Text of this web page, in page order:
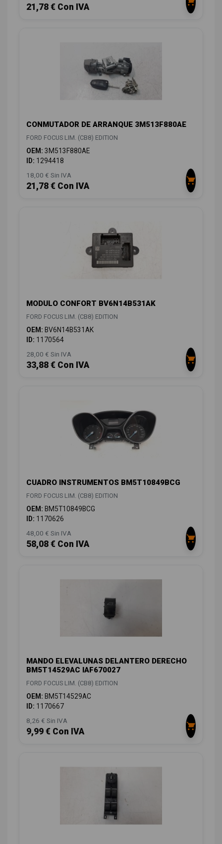
21,78 € Con IVA
CONMUTADOR DE ARRANQUE 3M513F880AE
FORD FOCUS LIM. (CB8) EDITION
OEM: 3M513F880AE
ID: 1294418
18,00 € Sin IVA
21,78 € Con IVA
MODULO CONFORT BV6N14B531AK
FORD FOCUS LIM. (CB8) EDITION
OEM: BV6N14B531AK
ID: 1170564
28,00 € Sin IVA
33,88 € Con IVA
CUADRO INSTRUMENTOS BM5T10849BCG
FORD FOCUS LIM. (CB8) EDITION
OEM: BM5T10849BCG
ID: 1170626
48,00 € Sin IVA
58,08 € Con IVA
MANDO ELEVALUNAS DELANTERO DERECHO
BM5T14529AC IAF670027
FORD FOCUS LIM. (CB8) EDITION
OEM: BM5T14529AC
ID: 1170667
8,26 € Sin IVA
9,99 € Con IVA